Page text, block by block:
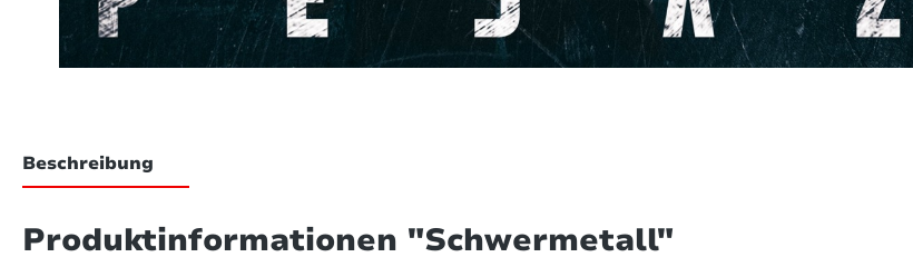
Beschreibung
Produktinformationen "Schwermetall"